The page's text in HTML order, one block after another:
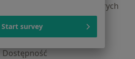
dla profesjonalistów, których
samodzielnie
Polityka cookies
Dostępność
Start survey